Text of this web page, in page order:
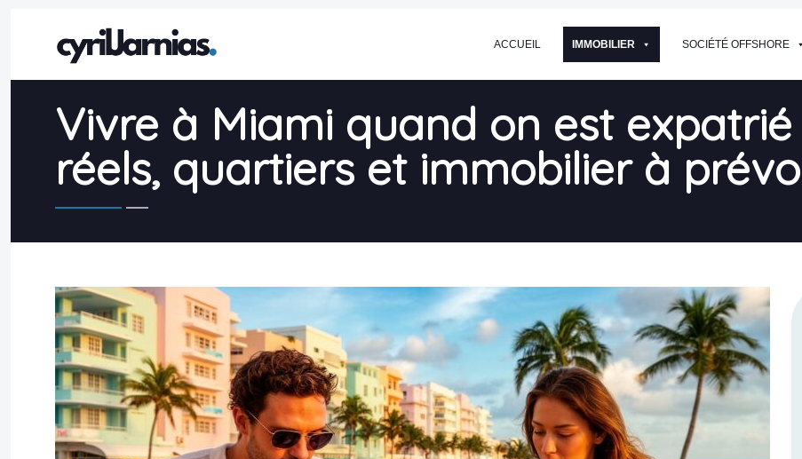
ACCUEIL IMMOBILIER SOCIÉTÉ OFFSHORE
Vivre à Miami quand on est
réels, quartiers et immobilier à